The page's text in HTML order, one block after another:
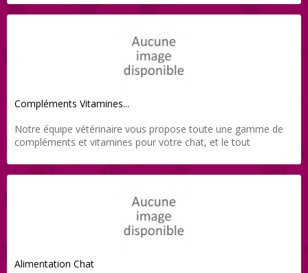
lui, et le tout directement livré chez vous grâce à Direct-Vet.
Compléments Vitamines...
Notre équipe vétérinaire vous propose toute une gamme de
compléments et vitamines pour votre chat, et le tout
Alimentation Chat